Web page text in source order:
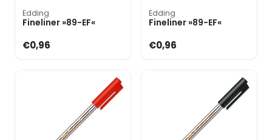
Edding
Fineliner »89-EF«
€0,96
Edding
Fineliner »89-EF«
€0,96